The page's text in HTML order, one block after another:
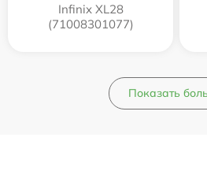
Infinix XL28
(71008301077)
Показать